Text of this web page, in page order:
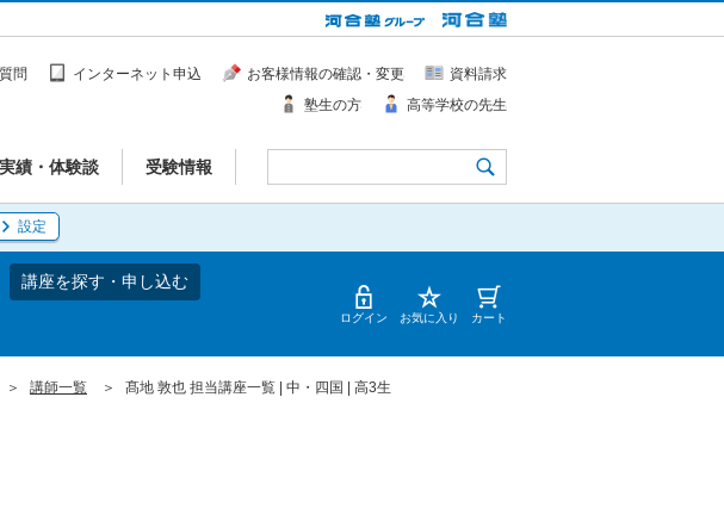
績・体験談 受験情報
問 インターネット申込 お客様情報の確認・変更
資料請求
塾生の方
高等学校の先生
設定
講座を探す・申し込む
ログイン お気に入り カート
講師一覧 髙地 敦也 担当講座一覧 | 中・四国 | 高3生